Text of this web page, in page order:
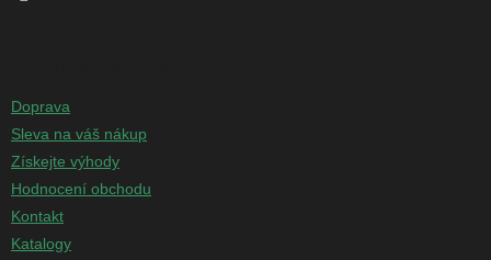
Doprava
Sleva na váš nákup
Získejte výhody
Hodnocení obchodu
Kontakt
Katalogy